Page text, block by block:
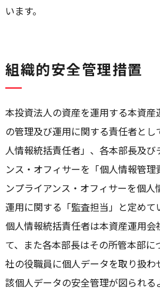
います。
組織的安全管理措置
本投資法人の資産を運用する本資
の管理及び運用に関する責任者と
人情報統括責任者」、各本部長及
ンス・オフィサーを「個人情報管
ンプライアンス・オフィサーを個人
運用に関する「監査担当」と定めて
個人情報統括責任者は本資産運用
て、また各本部長はその所管本部に
社の役職員に個人データを取り扱わ
該個人データの安全管理が図られ